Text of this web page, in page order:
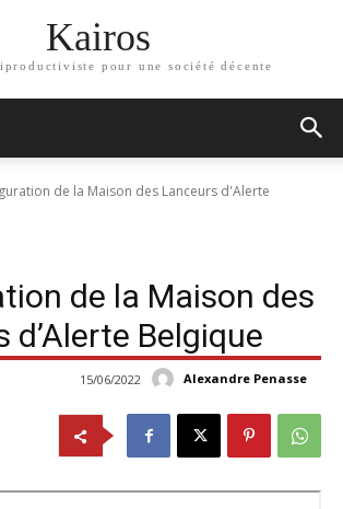
Kairos
pour une société décente
de la Maison des Lanceurs d'Alerte
de la Maison des
d’Alerte Belgique
Alexandre Penasse
15/06/2022